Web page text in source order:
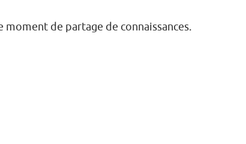
moment de partage de connaissances.